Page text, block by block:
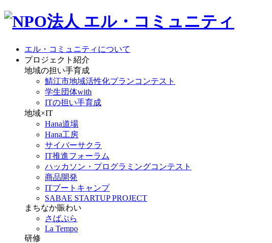
エル・コミュニティについて
プロジェクト紹介
地域の担い手育成
鯖江市地域活性化プランコンテスト
学生団体with
ITの担い手育成
地域×IT
Hana道場
Hana工房
サイバーサクラ
IT推進フォーラム
ハッカソン・プログラミングコンテスト
商品開発
ITブートキャンプ
SABAE STARTUP PROJECT
まちなか賑わい
さばぷら
La Tempo
研修